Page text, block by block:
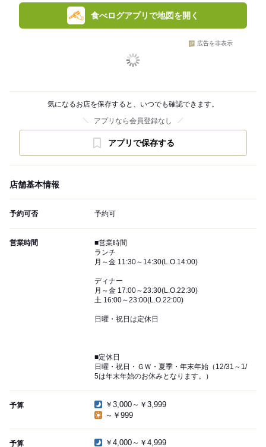
食べログアプリで地図を開く
広告を非表示
気になるお店を保存すると、いつでも確認できます。
アプリなら会員登録なし
アプリで保存する
店舗基本情報
予約可否 予約可
営業時間
■営業時間
ランチ
月～金 11:30～14:30(L.O.14:00)
ディナー
月～金 17:00～23:30(L.O.22:30)
土 16:00～23:00(L.O.22:00)
日曜・祝日は定休日
■定休日
日曜・祝日・ＧＷ・夏季・年末年始（12/31～1/
5は年末年始のお休みとなります。）
予算
￥3,000～￥3,999
～￥999
予算 ￥4,000～￥4,999